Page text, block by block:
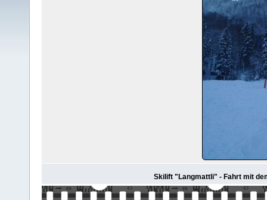
Skilift "Langmattli" - Fahrt mit